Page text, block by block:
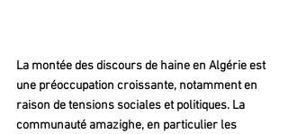
La montée des discours de haine en Algérie est
une préoccupation croissante, notamment en
raison de tensions sociales et politiques. La
communauté amazighe, en particulier les